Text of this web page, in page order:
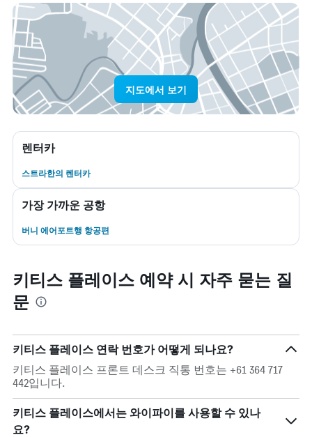
지도에서 보기
렌터카
스트라한​의 렌터카
가장 가까운 공항
버니 에어포트행 항공편
키티스 플레이스 예약 시 자주 묻는 질
문
키티스 플레이스 연락 번호가 어떻게 되나요?
키티스 플레이스 프론트 데스크 직통 번호는 +61 364 717
442입니다.
키티스 플레이스에서는 와이파이를 사용할 수 있나
요?